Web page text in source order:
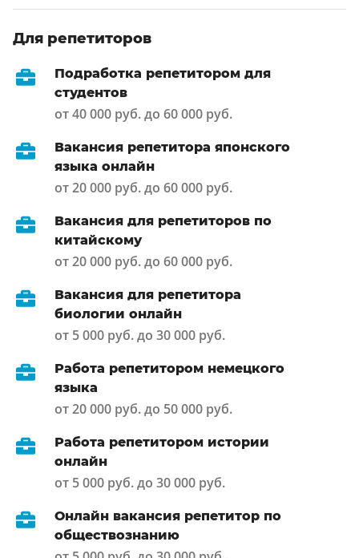
Для репетиторов
Подработка репетитором для
студентов
от 40 000 руб. до 60 000 руб.
Вакансия репетитора японского
языка онлайн
от 20 000 руб. до 60 000 руб.
Вакансия для репетиторов по
китайскому
от 20 000 руб. до 60 000 руб.
Вакансия для репетитора
биологии онлайн
от 5 000 руб. до 30 000 руб.
Работа репетитором немецкого
языка
от 20 000 руб. до 50 000 руб.
Работа репетитором истории
онлайн
от 5 000 руб. до 30 000 руб.
Онлайн вакансия репетитор по
обществознанию